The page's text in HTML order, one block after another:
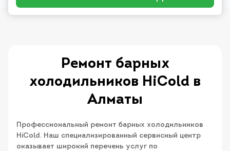
Ремонт барных
холодильников HiCold в
Алматы
Профессиональный ремонт барных холодильников
HiCold. Наш специализированный сервисный центр
оказывает широкий перечень услуг по